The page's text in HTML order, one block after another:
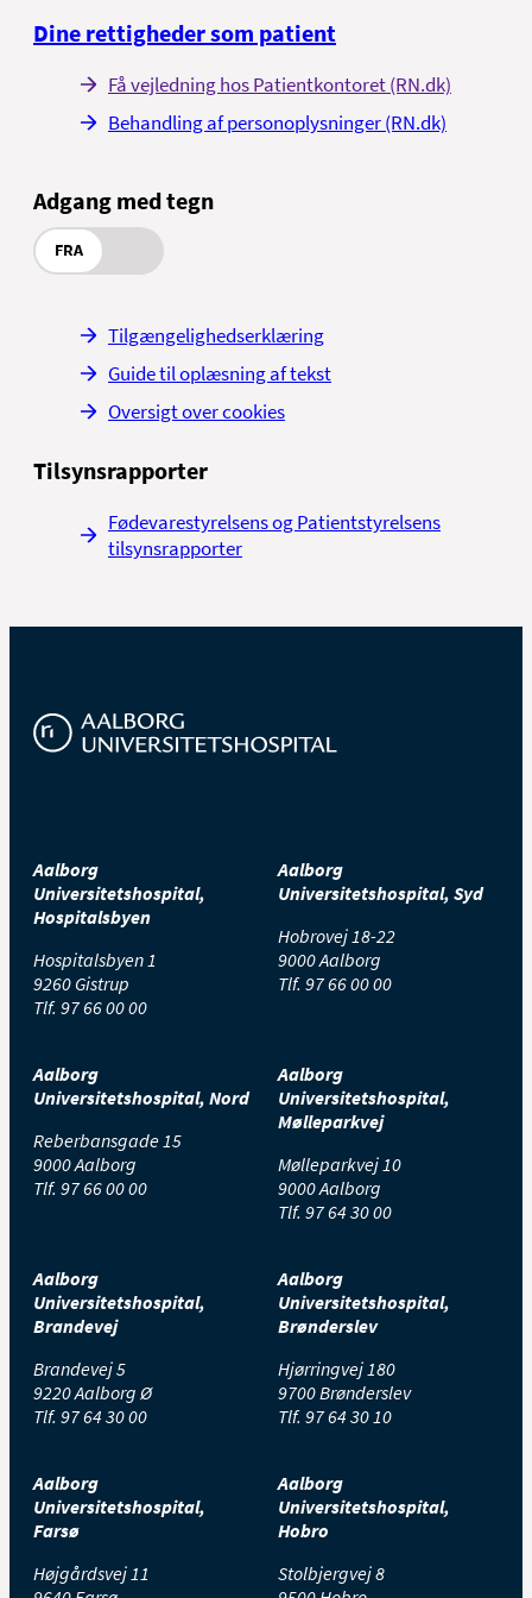
sekretariatet ved henvendelse på tlf. 97 66
04 43
Dine rettigheder som patient
Få vejledning hos Patientkontoret (RN.dk)
Behandling af personoplysninger (RN.dk)
Adgang med tegn
FRA
Tilgængelighedserklæring
Guide til oplæsning af tekst
Oversigt over cookies
Tilsynsrapporter
Fødevarestyrelsens og Patientstyrelsens
tilsynsrapporter
Aalborg
Universitetshospital,
Hospitalsbyen
Hospitalsbyen 1
9260 Gistrup
Tlf. 97 66 00 00
Aalborg
Universitetshospital, Syd
Hobrovej 18-22
9000 Aalborg
Tlf. 97 66 00 00
Aalborg
Universitetshospital, Nord
Reberbansgade 15
9000 Aalborg
Tlf. 97 66 00 00
Aalborg
Universitetshospital,
Mølleparkvej
Mølleparkvej 10
9000 Aalborg
Tlf. 97 64 30 00
Aalborg
Universitetshospital,
Brandevej
Brandevej 5
9220 Aalborg Ø
Tlf. 97 64 30 00
Aalborg
Universitetshospital,
Brønderslev
Hjørringvej 180
9700 Brønderslev
Tlf. 97 64 30 10
Aalborg
Universitetshospital,
Farsø
Højgårdsvej 11
Aalborg
Universitetshospital,
Hobro
Stolbjergvej 8